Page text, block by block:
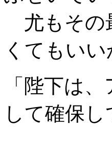
尤もその
くてもい
「陛下は
して確保